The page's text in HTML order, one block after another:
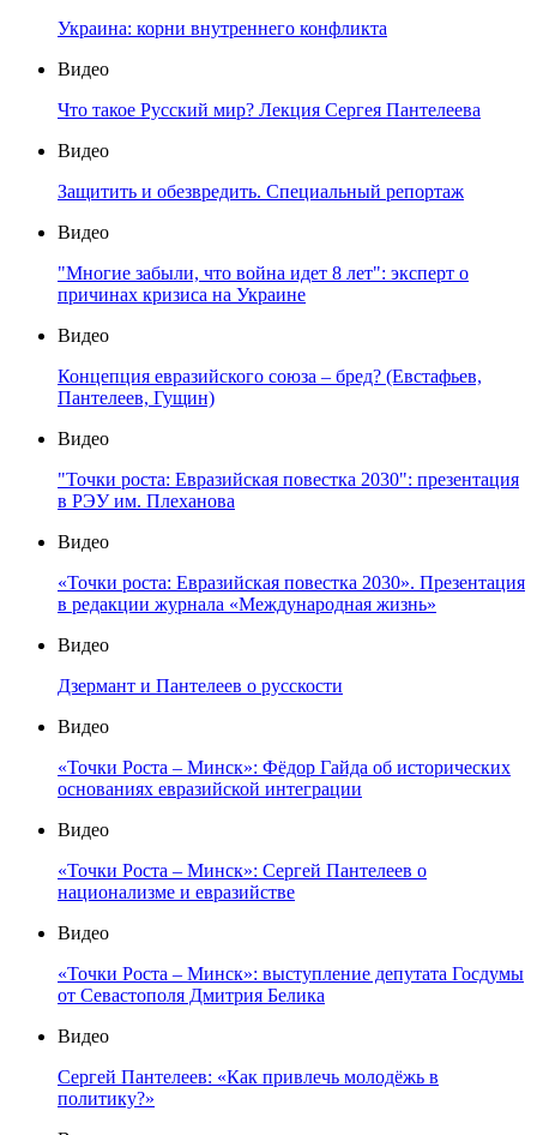
Украина: корни внутреннего конфликта
Видео
Что такое Русский мир? Лекция Сергея Пантелеева
Видео
Защитить и обезвредить. Специальный репортаж
Видео
"Многие забыли, что война идет 8 лет": эксперт о
причинах кризиса на Украине
Видео
Концепция евразийского союза – бред? (Евстафьев,
Пантелеев, Гущин)
Видео
"Точки роста: Евразийская повестка 2030": презентация
в РЭУ им. Плеханова
Видео
«Точки роста: Евразийская повестка 2030». Презентация
в редакции журнала «Международная жизнь»
Видео
Дзермант и Пантелеев о русскости
Видео
«Точки Роста – Минск»: Фёдор Гайда об исторических
основаниях евразийской интеграции
Видео
«Точки Роста – Минск»: Сергей Пантелеев о
национализме и евразийстве
Видео
«Точки Роста – Минск»: выступление депутата Госдумы
от Севастополя Дмитрия Белика
Видео
Сергей Пантелеев: «Как привлечь молодёжь в
политику?»